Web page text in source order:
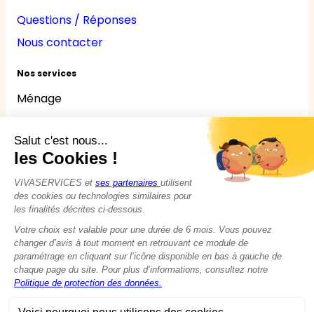
Questions / Réponses
Nous contacter
Nos services
Ménage
Jardinage
Bricolage
Nounou
Seniors
Handicaps
© 2015 - 2026VIVASERVICES
Modifier vos préférences en matière de cookies